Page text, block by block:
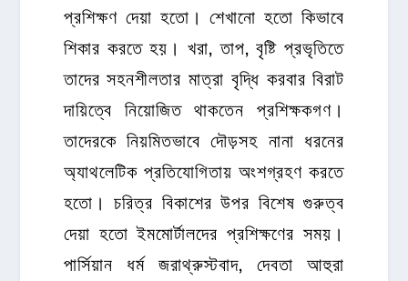
প্রশিক্ষণ দেয়া হতো। শেখানো হতো কিভাবে
শিকার করতে হয়। খরা, তাপ, বৃষ্টি প্রভৃতিতে
তাদের সহনশীলতার মাত্রা বৃদ্ধি করবার বিরাট
দায়িত্বে নিয়োজিত থাকতেন প্রশিক্ষকগণ।
তাদেরকে নিয়মিতভাবে দৌড়সহ নানা ধরনের
অ্যাথলেটিক প্রতিযোগিতায় অংশগ্রহণ করতে
হতো। চরিত্র বিকাশের উপর বিশেষ গুরুত্ব
দেয়া হতো ইমমোর্টালদের প্রশিক্ষণের সময়।
পার্সিয়ান ধর্ম জরাথ্রুস্টবাদ, দেবতা আহুরা